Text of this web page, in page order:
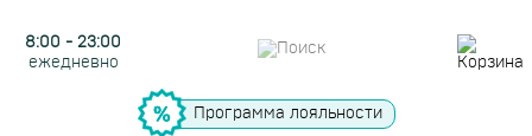
8:00 - 23:00
ежедневно
Программа лояльности